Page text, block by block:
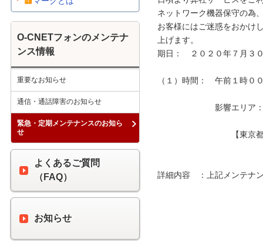
ネットワーク機器保守の為
お客様にはご迷惑をおかけ
上げます。
期日：　２０２０年７月３
（１）時間：　午前１時０
影響エリア：　下記
【東京都
詳細内容　：上記メンテナ
O-CNETフォンのメンテナ
ンス情報
重要なお知らせ
通信・通話障害のお知らせ
緊急・定期メンテナンスのお知ら
せ
よくあるご質問
（FAQ）
お知らせ